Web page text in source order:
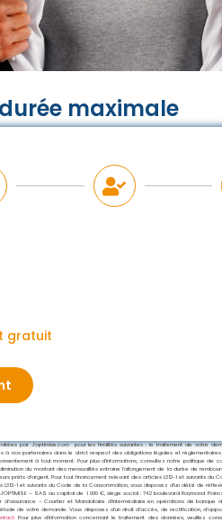
maximale
gratuit
par J’optimise.com pour les finalités suivantes : le traitement de votre
à nos partenaires dans le strict respect des obligations légales et
à tout moment. Pour plus d’informations, consultez notre politique de
du montant des mensualités entraine l’allongement de la durée de
prêts d’argent. Pour tout financement relevant des articles L312-1 et suivants du
1 et suivants du Code de la Consommation, vous disposez d’un délai de
J’OPTIMISE – SAS au capital de 1 000 €, siège social : 742 boulevard Raymond
– Courtier et Mandataire d’intermédiaire en opérations de banque
de votre demande. Vous disposez d’un droit d’accès, de rectification,
. Pour plus d’information concernant le traitement des données, veuillez